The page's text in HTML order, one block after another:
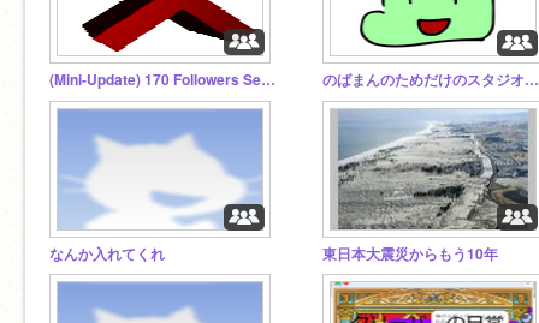
(Mini-Update) 170 Followers Section!!!! のばまんのためだけのスタジオを作った結果「メガ密クラスター」になって、地球に隕石が降ってきた。
なんか入れてくれ 東日本大震災からもう10年